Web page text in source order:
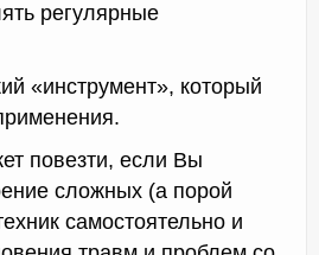
регулярные
«инструмент», который
повезти, если Вы
сложных (а порой
самостоятельно и